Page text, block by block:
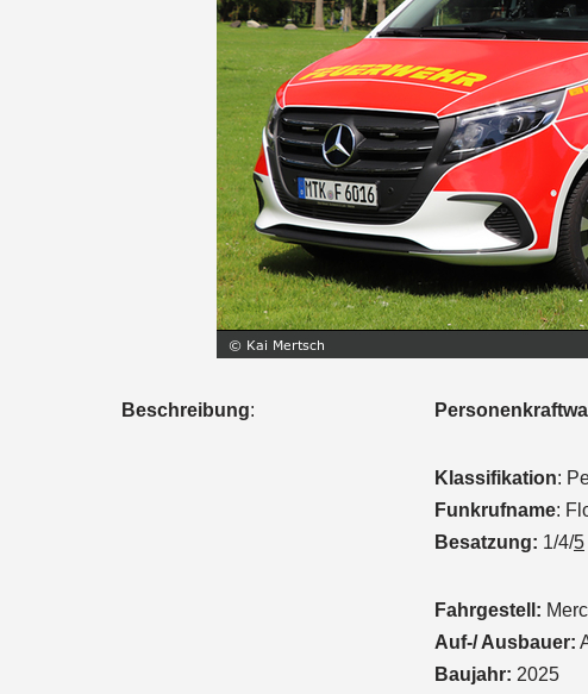
Beschreibung:
Klassifikation:
Funkrufname:
Besatzung: 1/4/5
Fahrgestell:
Auf-/ Ausbauer:
Baujahr: 2025